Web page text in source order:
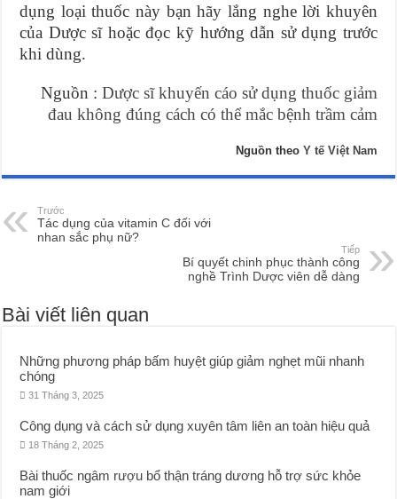
dụng loại thuốc này bạn hãy lắng nghe lời khuyên
của Dược sĩ hoặc đọc kỹ hướng dẫn sử dụng trước
khi dùng.
Nguồn : Dược sĩ khuyến cáo sử dụng thuốc giảm
đau không đúng cách có thể mắc bệnh trầm cảm
Nguồn theo Y tế Việt Nam
Trước
Tác dụng của vitamin C đối với
nhan sắc phụ nữ?
Tiếp
Bí quyết chinh phục thành công
nghề Trình Dược viên dễ dàng
Bài viết liên quan
Những phương pháp bấm huyệt giúp giảm nghẹt mũi nhanh
chóng
31 Tháng 3, 2025
Công dụng và cách sử dụng xuyên tâm liên an toàn hiệu quả
18 Tháng 2, 2025
Bài thuốc ngâm rượu bổ thận tráng dương hỗ trợ sức khỏe
nam giới